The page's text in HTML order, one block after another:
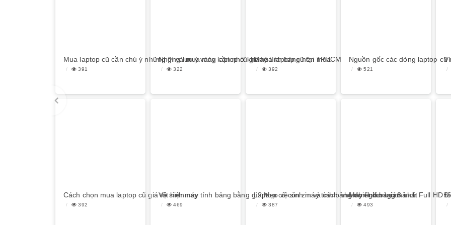
Mua laptop cũ cần chú ý những gì và mua máy laptop cũ giá rẻ
391
Cách chọn mua laptop cũ giá tốt hiện nay
392
Những lưu ý vàng cần nhớ khi mua laptop cũ tại TPHCM
322
Vệ sinh máy tính bảng bằng gì? Mẹo vệ sinh máy tính bảng đơn giản tại nhà
469
Máy tính bảng nên mua
392
Laptop cũ còn zin và cách nhận biết đơn giản nhất
387
Nguồn gốc các dòng laptop cũ
521
Máy tính bảng 8 inch Full HD
493